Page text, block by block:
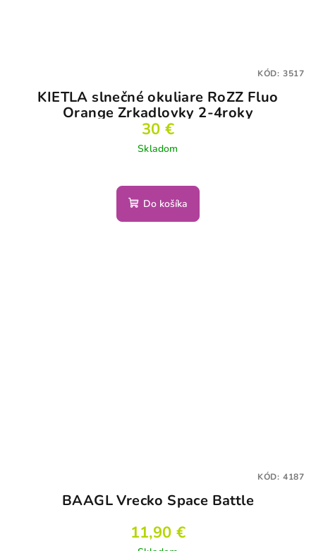
KIETLA slnečné okuliare RoZZ Fluo
Orange Zrkadlovky 2-4roky
30 €
Skladom
Do košíka
KÓD: 3517
BAAGL Vrecko Space Battle
11,90 €
KÓD: 4187